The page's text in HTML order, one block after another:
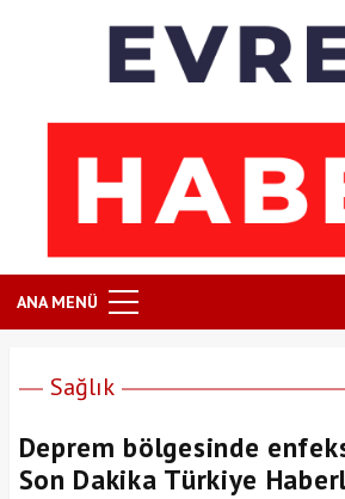
ANA MENÜ
Sağlık
Deprem bölgesinde
Son Dakika Türkiye